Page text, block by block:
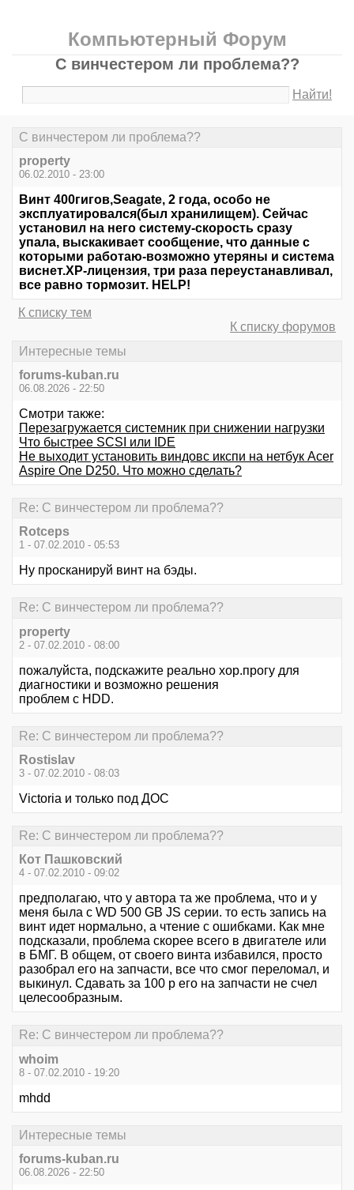
Компьютерный Форум
С винчестером ли проблема??
Найти!
С винчестером ли проблема??
property
06.02.2010 - 23:00
Винт 400гигов,Seagate, 2 года, особо не
эксплуатировался(был хранилищем). Сейчас
установил на него систему-скорость сразу
упала, выскакивает сообщение, что данные с
которыми работаю-возможно утеряны и система
виснет.ХР-лицензия, три раза переустанавливал,
все равно тормозит. HELP!
К списку тем
К списку форумов
Интересные темы
forums-kuban.ru
06.08.2026 - 22:50
Смотри также:
Перезагружается системник при снижении нагрузки
Что быстрее SCSI или IDE
Не выходит установить виндовс икспи на нетбук Acer
Aspire One D250. Что можно сделать?
Re: С винчестером ли проблема??
Rotceps
1 - 07.02.2010 - 05:53
Ну просканируй винт на бэды.
Re: С винчестером ли проблема??
property
2 - 07.02.2010 - 08:00
пожалуйста, подскажите реально хор.прогу для
диагностики и возможно решения
проблем с HDD.
Re: С винчестером ли проблема??
Rostislav
3 - 07.02.2010 - 08:03
Victoria и только под ДОС
Re: С винчестером ли проблема??
Кот Пашковский
4 - 07.02.2010 - 09:02
предполагаю, что у автора та же проблема, что и у
меня была с WD 500 GB JS серии. то есть запись на
винт идет нормально, а чтение с ошибками. Как мне
подсказали, проблема скорее всего в двигателе или
в БМГ. В общем, от своего винта избавился, просто
разобрал его на запчасти, все что смог переломал, и
выкинул. Сдавать за 100 р его на запчасти не счел
целесообразным.
Re: С винчестером ли проблема??
whoim
8 - 07.02.2010 - 19:20
mhdd
Интересные темы
forums-kuban.ru
06.08.2026 - 22:50